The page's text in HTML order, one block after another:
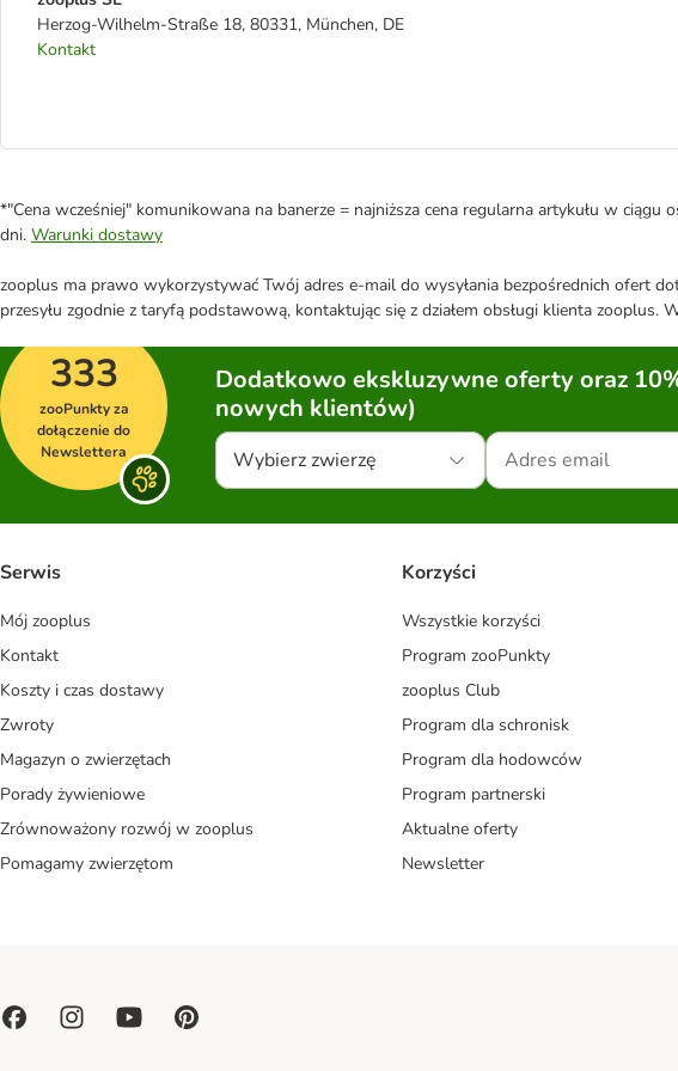
Herzog-Wilhelm-Straße 18, 80331, München, DE
Kontakt
*"Cena wcześniej" komunikowana na banerze = najniższa cena regularna artykułu w ciągu
dni. Warunki dostawy
zooplus ma prawo wykorzystywać Twój adres e-mail do wysyłania bezpośrednich ofert
przesyłu zgodnie z taryfą podstawową, kontaktując się z działem obsługi klienta zooplus.
333
zooPunkty za
dołączenie do
Newslettera
Dodatkowo ekskluzywne oferty oraz
nowych klientów)
Wybierz zwierzę
Serwis
Mój zooplus
Kontakt
Koszty i czas dostawy
Zwroty
Magazyn o zwierzętach
Porady żywieniowe
Zrównoważony rozwój w zooplus
Pomagamy zwierzętom
Korzyści
Wszystkie korzyści
Program zooPunkty
zooplus Club
Program dla schronisk
Program dla hodowców
Program partnerski
Aktualne oferty
Newsletter